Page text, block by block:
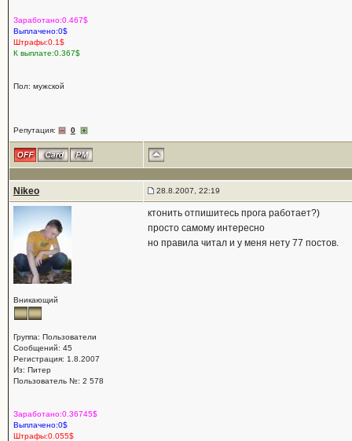
Заработано:0.467$
Выплачено:0$
Штрафы:0.1$
К выплате:0.367$
Пол: мужской
Репутация: 0
Nikeo 28.8.2007, 22:19
Вникающий
Группа: Пользователи
Сообщений: 45
Регистрация: 1.8.2007
Из: Питер
Пользователь №: 2 578
Заработано:0.36745$
Выплачено:0$
Штрафы:0.055$
ктонить отпишитесь прога работает?)
просто самому интересно
но правила читал и у меня нету 77 постов.